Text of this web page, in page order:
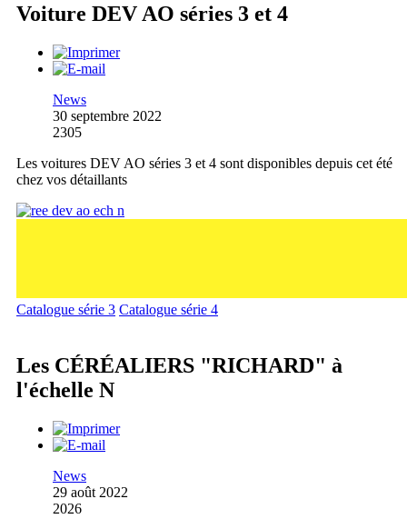
Voiture DEV AO séries 3 et 4
News
30 septembre 2022
2305
Les voitures DEV AO séries 3 et 4 sont disponibles depuis cet été
chez vos détaillants
Catalogue série 3 Catalogue série 4
Les CÉRÉALIERS "RICHARD" à
l'échelle N
News
29 août 2022
2026